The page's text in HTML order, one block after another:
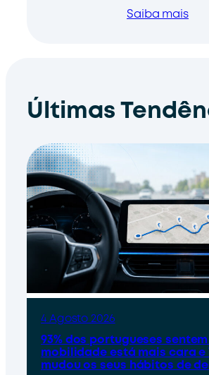
Saiba mais
Últimas
4 Agosto 2026
93% dos portugueses
mobilidade está mais cara e
mudou os seus hábitos de